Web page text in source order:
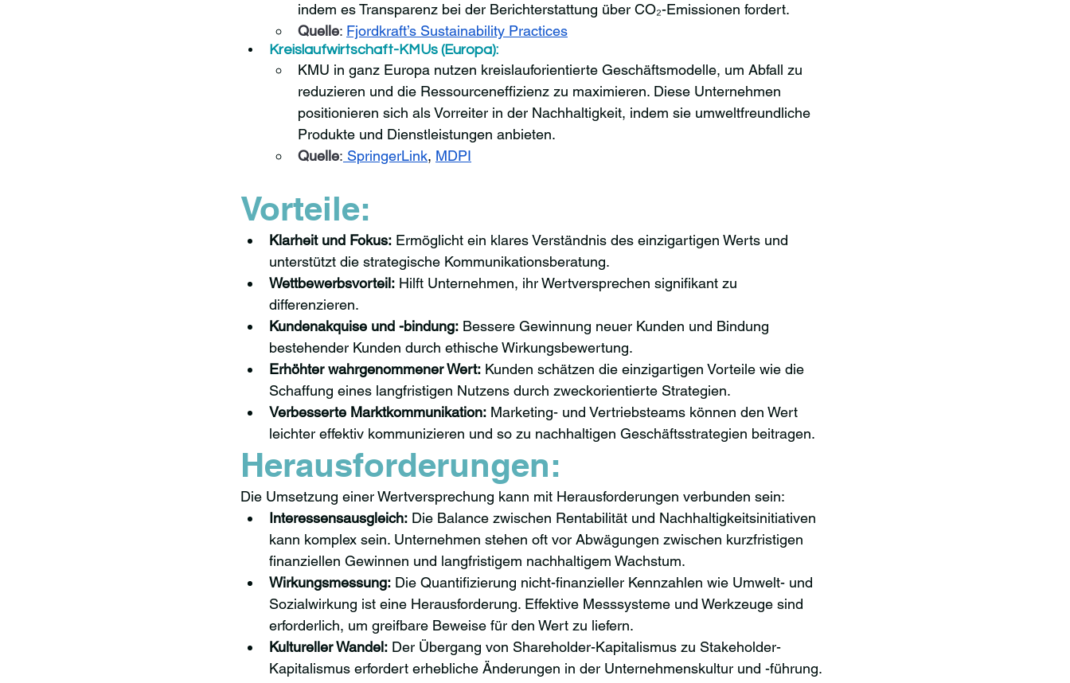
indem es Transparenz bei der Berichterstattung über CO₂-Emissionen fordert.
Quelle: Fjordkraft’s Sustainability Practices
Kreislaufwirtschaft-KMUs (Europa):
KMU in ganz Europa nutzen kreislauforientierte Geschäftsmodelle, um Abfall zu
reduzieren und die Ressourceneffizienz zu maximieren. Diese Unternehmen
positionieren sich als Vorreiter in der Nachhaltigkeit, indem sie umweltfreundliche
Produkte und Dienstleistungen anbieten.
Quelle: SpringerLink, MDPI
Vorteile:
Klarheit und Fokus: Ermöglicht ein klares Verständnis des einzigartigen Werts und
unterstützt die strategische Kommunikationsberatung.
Wettbewerbsvorteil: Hilft Unternehmen, ihr Wertversprechen signifikant zu
differenzieren.
Kundenakquise und -bindung: Bessere Gewinnung neuer Kunden und Bindung
bestehender Kunden durch ethische Wirkungsbewertung.
Erhöhter wahrgenommener Wert: Kunden schätzen die einzigartigen Vorteile wie die
Schaffung eines langfristigen Nutzens durch zweckorientierte Strategien.
Verbesserte Marktkommunikation: Marketing- und Vertriebsteams können den Wert
leichter effektiv kommunizieren und so zu nachhaltigen Geschäftsstrategien beitragen.
Herausforderungen:
Die Umsetzung einer Wertversprechung kann mit Herausforderungen verbunden sein:
Interessensausgleich: Die Balance zwischen Rentabilität und Nachhaltigkeitsinitiativen
kann komplex sein. Unternehmen stehen oft vor Abwägungen zwischen kurzfristigen
finanziellen Gewinnen und langfristigem nachhaltigem Wachstum.
Wirkungsmessung: Die Quantifizierung nicht-finanzieller Kennzahlen wie Umwelt- und
Sozialwirkung ist eine Herausforderung. Effektive Messsysteme und Werkzeuge sind
erforderlich, um greifbare Beweise für den Wert zu liefern.
Kultureller Wandel: Der Übergang von Shareholder-Kapitalismus zu Stakeholder-
Kapitalismus erfordert erhebliche Änderungen in der Unternehmenskultur und -führung.